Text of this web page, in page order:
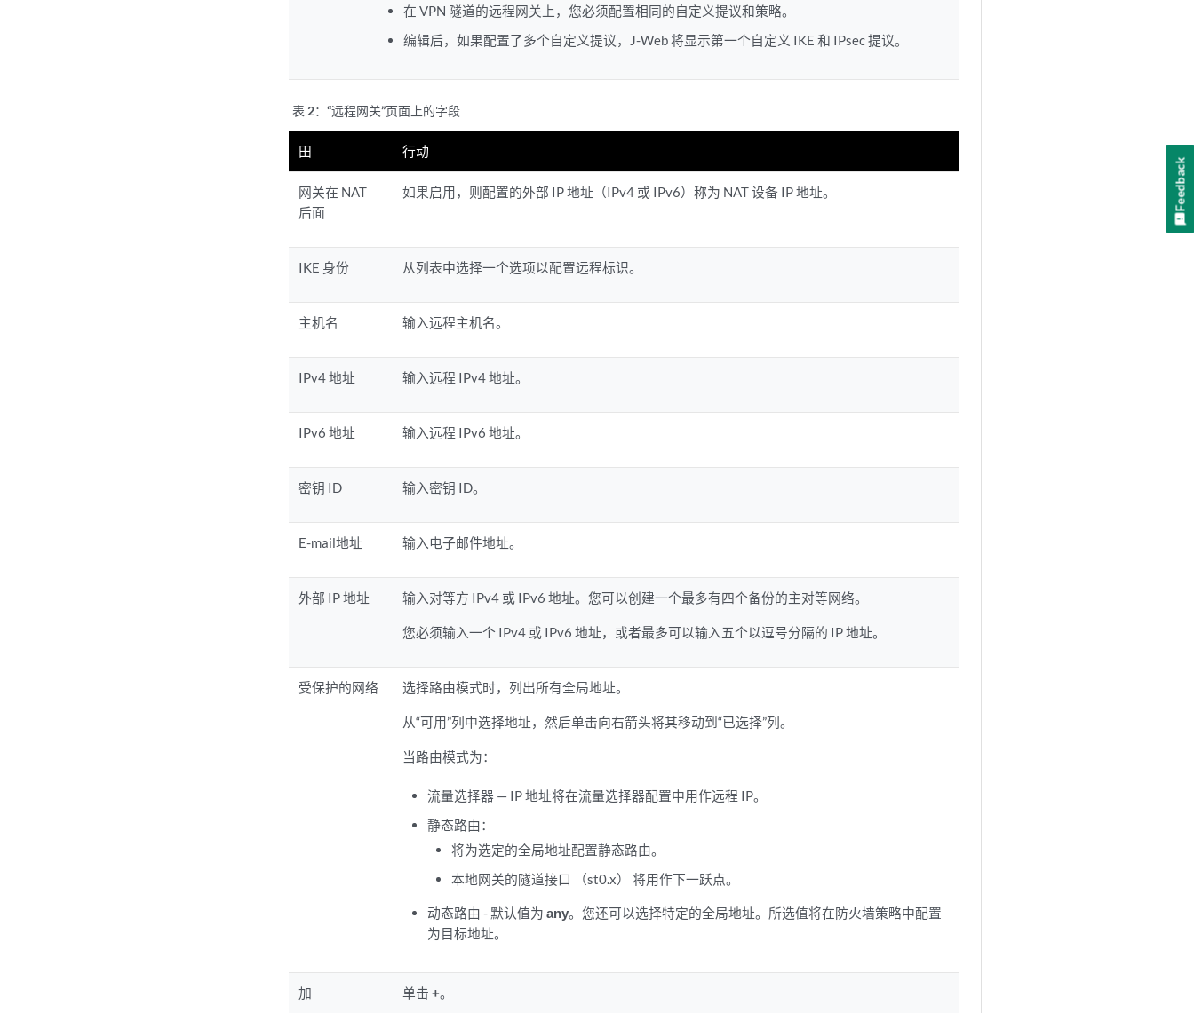
在 VPN 隧道的远程网关上，您必须配置相同的自定义提议和策略。
编辑后，如果配置了多个自定义提议，J-Web 将显示第一个自定义 IKE 和 IPsec 提议。
表 2：“远程网关”页面上的字段
田 行动
网关在 NAT
后面
如果启用，则配置的外部 IP 地址（IPv4 或 IPv6）称为 NAT 设备 IP 地址。
IKE 身份 从列表中选择一个选项以配置远程标识。
主机名 输入远程主机名。
IPv4 地址 输入远程 IPv4 地址。
IPv6 地址 输入远程 IPv6 地址。
密钥 ID 输入密钥 ID。
E-mail地址 输入电子邮件地址。
外部 IP 地址 输入对等方 IPv4 或 IPv6 地址。您可以创建一个最多有四个备份的主对等网络。
您必须输入一个 IPv4 或 IPv6 地址，或者最多可以输入五个以逗号分隔的 IP 地址。
受保护的网络 选择路由模式时，列出所有全局地址。
从“可用”列中选择地址，然后单击向右箭头将其移动到“已选择”列。
当路由模式为：
流量选择器 — IP 地址将在流量选择器配置中用作远程 IP。
静态路由：
将为选定的全局地址配置静态路由。
本地网关的隧道接口 （st0.x） 将用作下一跃点。
动态路由 - 默认值为 any。您还可以选择特定的全局地址。所选值将在防火墙策略中配置
为目标地址。
加 单击+。
Feedback